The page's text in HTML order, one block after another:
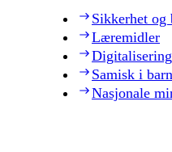
Sikkerhet og
Læremidler
Digitalisering
Samisk i
Nasjonale